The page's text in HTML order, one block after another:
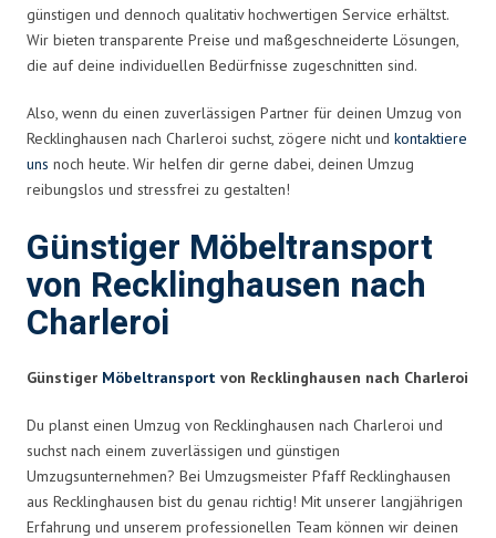
günstigen und dennoch qualitativ hochwertigen Service erhältst.
Wir bieten transparente Preise und maßgeschneiderte Lösungen,
die auf deine individuellen Bedürfnisse zugeschnitten sind.
Also, wenn du einen zuverlässigen Partner für deinen Umzug von
Recklinghausen nach Charleroi suchst, zögere nicht und kontaktiere
uns noch heute. Wir helfen dir gerne dabei, deinen Umzug
reibungslos und stressfrei zu gestalten!
Günstiger Möbeltransport
von Recklinghausen nach
Charleroi
Günstiger Möbeltransport von Recklinghausen nach Charleroi
Du planst einen Umzug von Recklinghausen nach Charleroi und
suchst nach einem zuverlässigen und günstigen
Umzugsunternehmen? Bei Umzugsmeister Pfaff Recklinghausen
aus Recklinghausen bist du genau richtig! Mit unserer langjährigen
Erfahrung und unserem professionellen Team können wir deinen